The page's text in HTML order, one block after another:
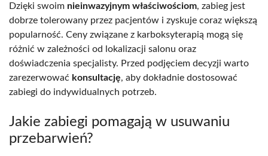
Dzięki swoim nieinwazyjnym właściwościom, zabieg jest
dobrze tolerowany przez pacjentów i zyskuje coraz większą
popularność. Ceny związane z karboksyterapią mogą się
różnić w zależności od lokalizacji salonu oraz
doświadczenia specjalisty. Przed podjęciem decyzji warto
zarezerwować konsultację, aby dokładnie dostosować
zabiegi do indywidualnych potrzeb.
Jakie zabiegi pomagają w usuwaniu
przebarwień?